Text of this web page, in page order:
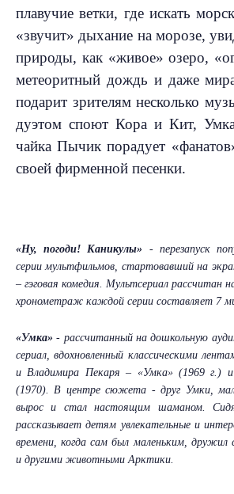
плавучие ветки, где искать
«звучит» дыхание на морозе,
природы, как «живое» озеро,
метеоритный дождь и даже
подарит зрителям несколько
дуэтом споют Кора и Кит,
чайка Пычик порадует
своей фирменной песенки.
«Ну, погоди! Каникулы» - перезапуск
серии мультфильмов, стартовавший на
– гэговая комедия. Мультсериал рассчитан
хронометраж каждой серии составляет 7
«Умка» - рассчитанный на дошкольную
сериал, вдохновленный классическими
и Владимира Пекаря – «Умка» (1969 г.)
(1970). В центре сюжета - друг Умки,
вырос и стал настоящим шаманом.
рассказывает детям увлекательные и
времени, когда сам был маленьким,
и другими животными Арктики.